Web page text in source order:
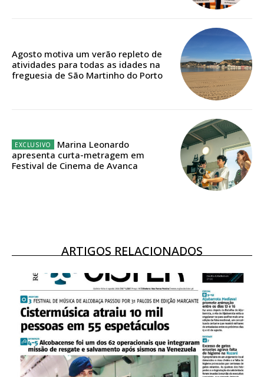
Escolha o plano
Agosto motiva um verão repleto de
atividades para todas as idades na
freguesia de São Martinho do Porto
Marina Leonardo
apresenta curta-metragem em
Festival de Cinema de Avanca
ARTIGOS RELACIONADOS